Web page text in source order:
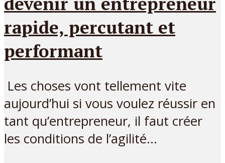
rapide, percutant et
performant
Les choses vont tellement vite
aujourd’hui si vous voulez réussir en
tant qu’entrepreneur, il faut créer
les conditions de l’agilité...